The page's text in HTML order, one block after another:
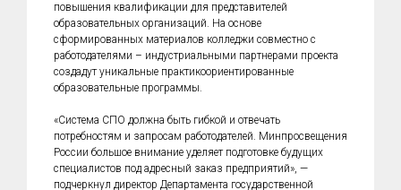
повышения квалификации для представителей
образовательных организаций. На основе
сформированных материалов колледжи совместно с
работодателями – индустриальными партнерами проекта
создадут уникальные практикоориентированные
образовательные программы.
«Система СПО должна быть гибкой и отвечать
потребностям и запросам работодателей. Минпросвещения
России большое внимание уделяет подготовке будущих
специалистов под адресный заказ предприятий», —
подчеркнул директор Департамента государственной